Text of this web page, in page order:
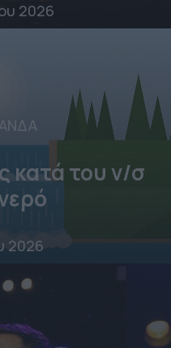
2026
κατά του ν/σ
2026